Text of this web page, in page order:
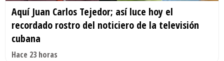
Aquí Juan Carlos Tejedor; así luce hoy el
recordado rostro del noticiero de la televisión
cubana
Hace 23 horas